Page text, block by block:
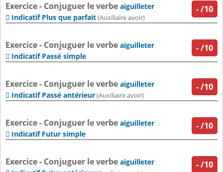
-/10
Exercice - Conjuguer le verbe aiguilleter
 Indicatif Plus que parfait(Auxiliaire avoir)
-/10
Exercice - Conjuguer le verbe aiguilleter
 Indicatif Passé simple
-/10
Exercice - Conjuguer le verbe aiguilleter
 Indicatif Passé antérieur(Auxiliaire avoir)
-/10
Exercice - Conjuguer le verbe aiguilleter
 Indicatif Futur simple
-/10
Exercice - Conjuguer le verbe aiguilleter